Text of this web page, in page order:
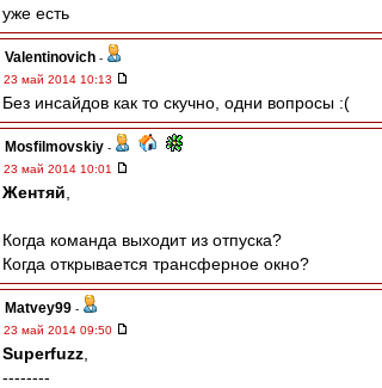
уже есть
Valentinovich -
23 май 2014 10:13
Без инсайдов как то скучно, одни вопросы :(
Mosfilmovskiy -
23 май 2014 10:01
Жентяй
Когда команда выходит из отпуска?
Когда открывается трансферное окно?
Matvey99 -
23 май 2014 09:50
Superfuzz
--------